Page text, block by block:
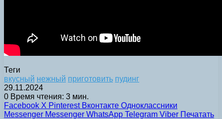
Теги
вкусный нежный приготовить пудинг
29.11.2024
0 Время чтения: 3 мин.
Facebook X Pinterest Вконтакте Одноклассники
Messenger Messenger WhatsApp Telegram Viber Печатать